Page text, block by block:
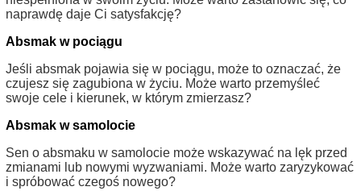
naprawdę daje Ci satysfakcję?
Absmak w pociągu
Jeśli absmak pojawia się w pociągu, może to oznaczać, że
czujesz się zagubiona w życiu. Może warto przemyśleć
swoje cele i kierunek, w którym zmierzasz?
Absmak w samolocie
Sen o absmaku w samolocie może wskazywać na lęk przed
zmianami lub nowymi wyzwaniami. Może warto zaryzykować
i spróbować czegoś nowego?